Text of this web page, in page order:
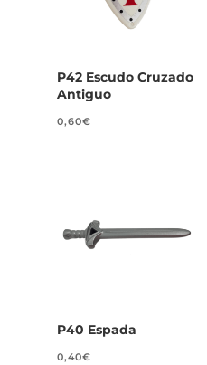
P42 Escudo Cruzado
Antiguo
0,60€
P40 Espada
0,40€